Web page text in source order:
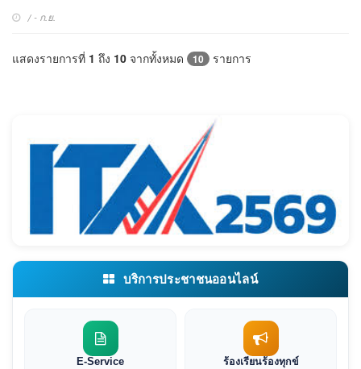
/ - ก.ย.
แสดงรายการที่ 1 ถึง 10 จากทั้งหมด 10 รายการ
บริการประชาชนออนไลน์
E-Service ร้องเรียนร้องทุกข์